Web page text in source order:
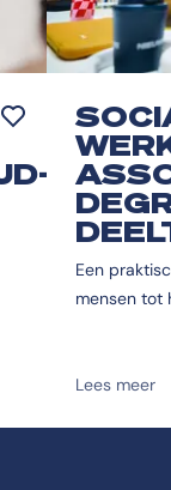
Toevoegen aan
Een
mensen tot
Lees meer